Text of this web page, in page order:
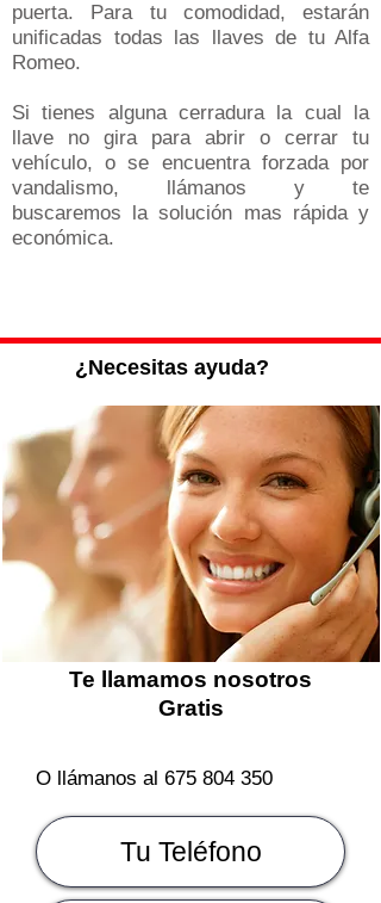
puerta. Para tu comodidad, estarán
unificadas todas las llaves de tu Alfa
Romeo.
Si tienes alguna cerradura la cual la
llave no gira para abrir o cerrar tu
vehículo, o se encuentra forzada por
vandalismo, llámanos y te
buscaremos la solución mas rápida y
económica.
¿Necesitas ayuda?
Te llamamos nosotros
Gratis
O llámanos al 675 804 350